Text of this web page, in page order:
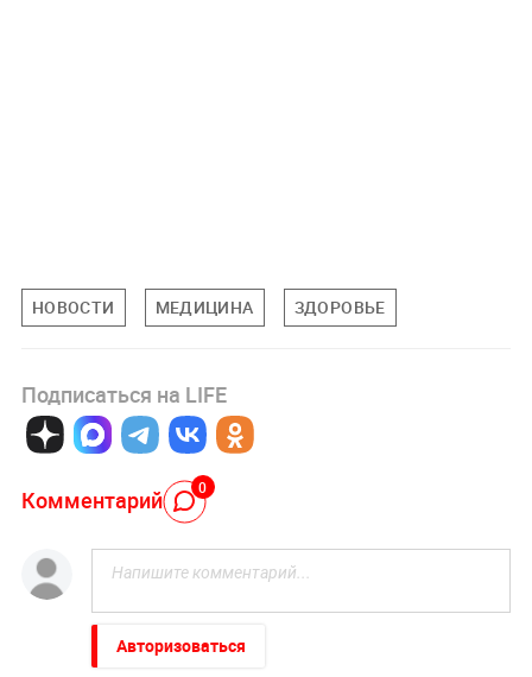
НОВОСТИ МЕДИЦИНА ЗДОРОВЬЕ
Подписаться на LIFE
Комментарий 0
Авторизоваться